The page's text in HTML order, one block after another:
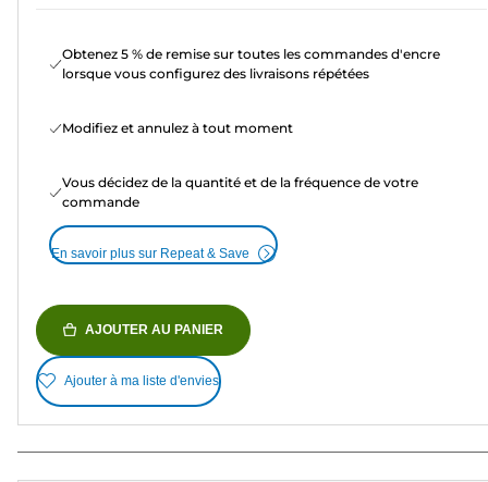
Obtenez 5 % de remise sur toutes les commandes d'encre
lorsque vous configurez des livraisons répétées
Modifiez et annulez à tout moment
Vous décidez de la quantité et de la fréquence de votre
commande
En savoir plus sur Repeat & Save
AJOUTER AU PANIER
Ajouter à ma liste d'envies